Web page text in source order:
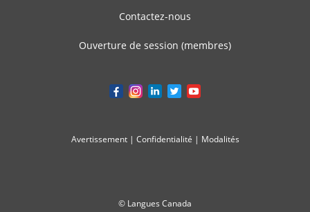
Contactez-nous
Ouverture de session (membres)
Avertissement| Confidentialité | Modalités
© Langues Canada